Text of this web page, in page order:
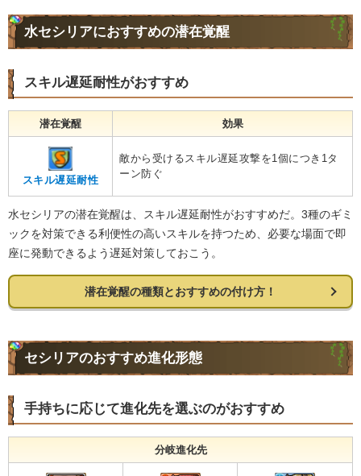
水セシリアにおすすめの潜在覚醒
スキル遅延耐性がおすすめ
潜在覚醒 効果
スキル遅延耐性
敵から受けるスキル遅延攻撃を1個につき1タ
ーン防ぐ
水セシリアの潜在覚醒は、スキル遅延耐性がおすすめだ。3種のギミ
ックを対策できる利便性の高いスキルを持つため、必要な場面で即
座に発動できるよう遅延対策しておこう。
潜在覚醒の種類とおすすめの付け方！
セシリアのおすすめ進化形態
手持ちに応じて進化先を選ぶのがおすすめ
分岐進化先